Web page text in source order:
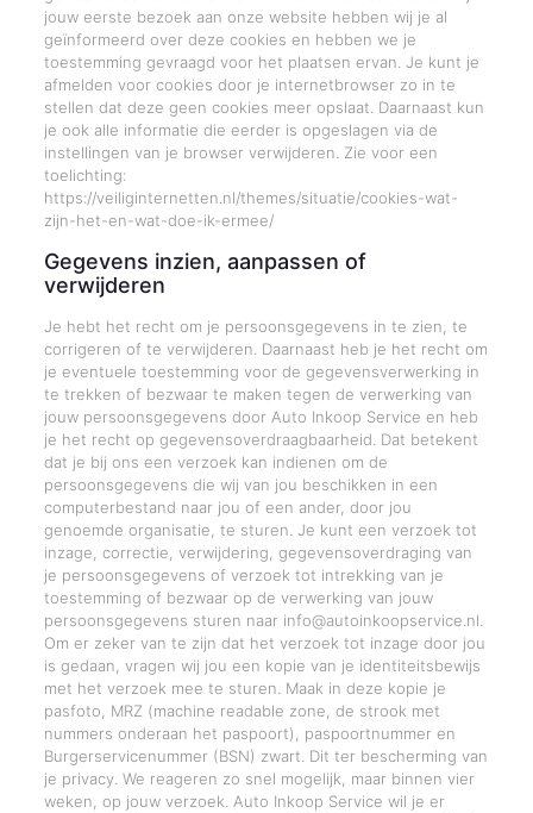
jouw eerste bezoek aan onze website hebben wij je al
geïnformeerd over deze cookies en hebben we je
toestemming gevraagd voor het plaatsen ervan. Je kunt je
afmelden voor cookies door je internetbrowser zo in te
stellen dat deze geen cookies meer opslaat. Daarnaast kun
je ook alle informatie die eerder is opgeslagen via de
instellingen van je browser verwijderen. Zie voor een
toelichting:
https://veiliginternetten.nl/themes/situatie/cookies-wat-
zijn-het-en-wat-doe-ik-ermee/
Gegevens inzien, aanpassen of
verwijderen
Je hebt het recht om je persoonsgegevens in te zien, te
corrigeren of te verwijderen. Daarnaast heb je het recht om
je eventuele toestemming voor de gegevensverwerking in
te trekken of bezwaar te maken tegen de verwerking van
jouw persoonsgegevens door Auto Inkoop Service en heb
je het recht op gegevensoverdraagbaarheid. Dat betekent
dat je bij ons een verzoek kan indienen om de
persoonsgegevens die wij van jou beschikken in een
computerbestand naar jou of een ander, door jou
genoemde organisatie, te sturen. Je kunt een verzoek tot
inzage, correctie, verwijdering, gegevensoverdraging van
je persoonsgegevens of verzoek tot intrekking van je
toestemming of bezwaar op de verwerking van jouw
persoonsgegevens sturen naar info@autoinkoopservice.nl.
Om er zeker van te zijn dat het verzoek tot inzage door jou
is gedaan, vragen wij jou een kopie van je identiteitsbewijs
met het verzoek mee te sturen. Maak in deze kopie je
pasfoto, MRZ (machine readable zone, de strook met
nummers onderaan het paspoort), paspoortnummer en
Burgerservicenummer (BSN) zwart. Dit ter bescherming van
je privacy. We reageren zo snel mogelijk, maar binnen vier
weken, op jouw verzoek. Auto Inkoop Service wil je er